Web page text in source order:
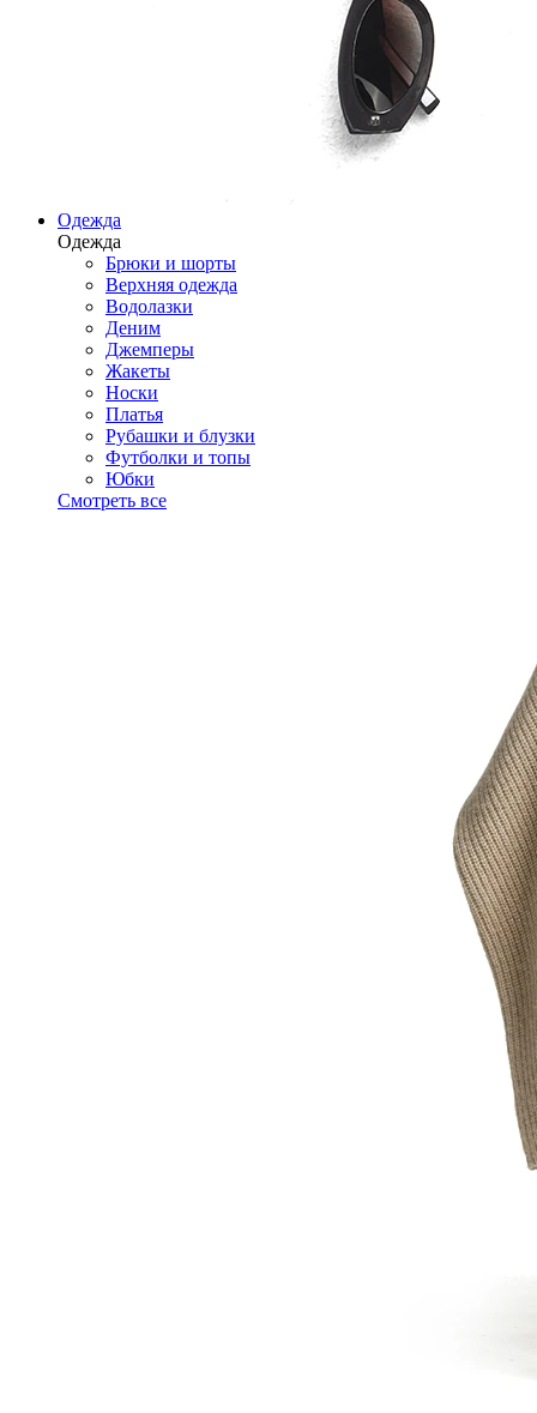
Одежда
Одежда
Брюки и шорты
Верхняя одежда
Водолазки
Деним
Джемперы
Жакеты
Носки
Платья
Рубашки и блузки
Футболки и топы
Юбки
Смотреть все